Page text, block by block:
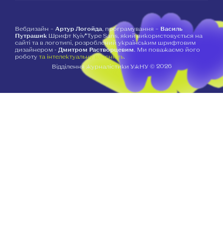
Вебдизайн – Артур Логойда, програмування – Василь
Путрашик Шрифт Kyiv*Type Sans, який використовується на
сайті та в логотипі, розроблений українським шрифтовим
дизайнером - Дмитром Растворцевим. Ми поважаємо його
роботу та інтелектуальну власність.
Відділення журналістики УжНУ © 2026